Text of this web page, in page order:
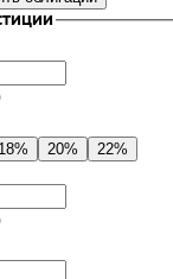
18% 20% 22%